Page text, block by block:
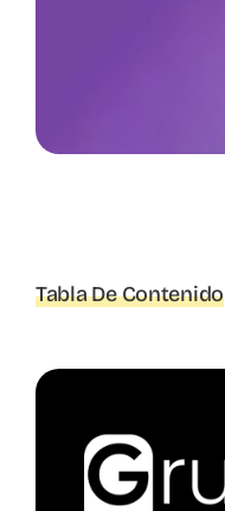
Tabla De Contenido